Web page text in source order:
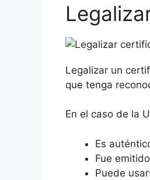
Legalizar un
que tenga
En el caso de la
Es
Fue
Puede